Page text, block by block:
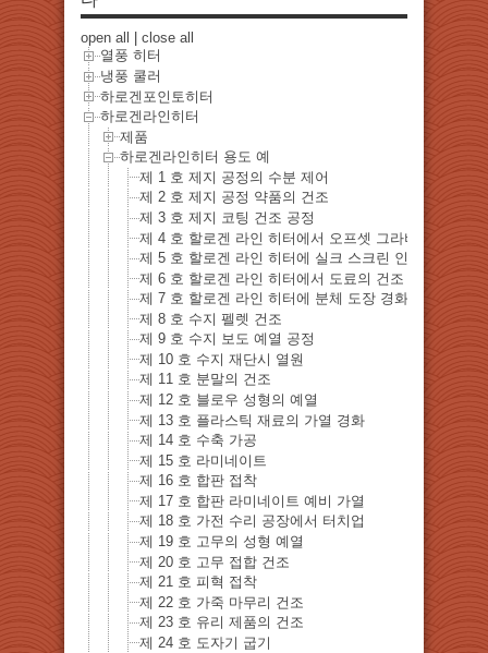
open all
close all
열풍 히터
냉풍 쿨러
하로겐포인토히터
하로겐라인히터
제품
하로겐라인히터 용도 예
제 1 호 제지 공정의 수분 제어
제 2 호 제지 공정 약품의 건조
제 3 호 제지 코팅 건조 공정
제 4 호 할로겐 라인 히터에서 오프셋 그라비아 인쇄의
제 5 호 할로겐 라인 히터에 실크 스크린 인쇄 건조
제 6 호 할로겐 라인 히터에서 도료의 건조
제 7 호 할로겐 라인 히터에 분체 도장 경화 건조 공정
제 8 호 수지 펠렛 건조
제 9 호 수지 보도 예열 공정
제 10 호 수지 재단시 열원
제 11 호 분말의 건조
제 12 호 블로우 성형의 예열
제 13 호 플라스틱 재료의 가열 경화
제 14 호 수축 가공
제 15 호 라미네이트
제 16 호 합판 접착
제 17 호 합판 라미네이트 예비 가열
제 18 호 가전 수리 공장에서 터치업
제 19 호 고무의 성형 예열
제 20 호 고무 접합 건조
제 21 호 피혁 접착
제 22 호 가죽 마무리 건조
제 23 호 유리 제품의 건조
제 24 호 도자기 굽기